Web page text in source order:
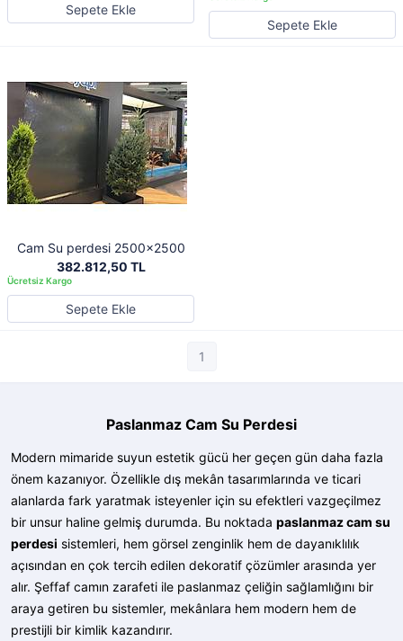
Sepete Ekle
Sepete Ekle
Cam Su perdesi 2500x2500
382.812,50 TL
Sepete Ekle
1
Paslanmaz Cam Su Perdesi
Modern mimaride suyun estetik gücü her geçen gün daha fazla
önem kazanıyor. Özellikle dış mekân tasarımlarında ve ticari
alanlarda fark yaratmak isteyenler için su efektleri vazgeçilmez
bir unsur haline gelmiş durumda. Bu noktada paslanmaz cam su
perdesi sistemleri, hem görsel zenginlik hem de dayanıklılık
açısından en çok tercih edilen dekoratif çözümler arasında yer
alır. Şeffaf camın zarafeti ile paslanmaz çeliğin sağlamlığını bir
araya getiren bu sistemler, mekânlara hem modern hem de
prestijli bir kimlik kazandırır.